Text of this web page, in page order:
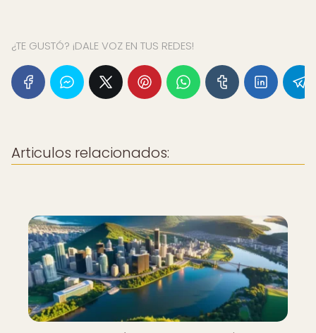
¿TE GUSTÓ? ¡DALE VOZ EN TUS REDES!
Articulos relacionados: